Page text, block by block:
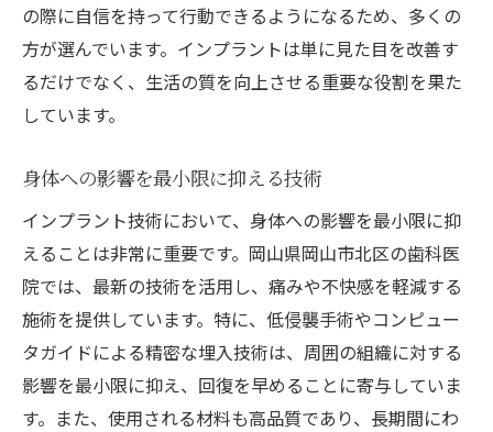
の際に自信を持って行動できるようになるため、多くの
方が選んでいます。インプラントは単に見た目を改善す
るだけでなく、生活の質を向上させる重要な役割を果た
しています。
身体への影響を最小限に抑える技術
インプラント技術において、身体への影響を最小限に抑
えることは非常に重要です。岡山県岡山市北区の歯科医
院では、最新の技術を活用し、痛みや不快感を軽減する
施術を提供しています。特に、低侵襲手術やコンピュー
タガイドによる精密な埋入技術は、周囲の組織に対する
影響を最小限に抑え、回復を早めることに寄与していま
す。また、使用される材料も高品質であり、長期間にわ